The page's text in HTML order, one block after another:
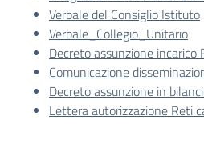
Verbale del Consiglio Istituto
Verbale_Collegio_Unitario
Decreto assunzione incarico
Comunicazione
Decreto assunzione in
Lettera autorizzazione Reti